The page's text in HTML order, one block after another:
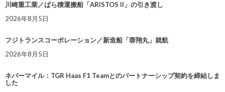
川崎重工業／ばら積運搬船「ARISTOS II」の引き渡し
2026年8月5日
フジトランスコーポレーション／新造船「蓉翔丸」就航
2026年8月5日
ネバーマイル：TGR Haas F1 Teamとのパートナーシップ契約を締結しま
した